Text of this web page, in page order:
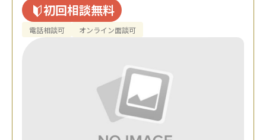
初回相談無料
電話相談可 オンライン面談可